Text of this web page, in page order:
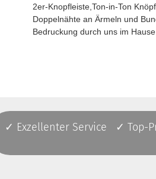
2er-Knopfleiste,Ton-in-Ton
Doppelnähte an Ärmeln und
Bedruckung durch uns im
✓ Exzellenter Service ✓